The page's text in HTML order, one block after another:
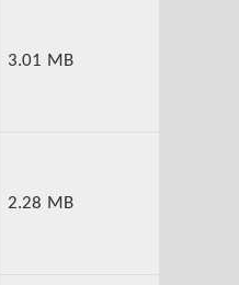
3.01 MB
2.28 MB